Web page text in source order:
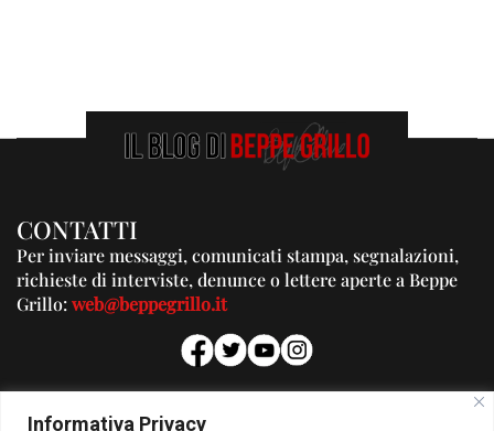
Informativa Privacy
CONTATTI
Per inviare messaggi, comunicati stampa, segnalazioni,
richieste di interviste, denunce o lettere aperte a Beppe
Grillo:web@beppegrillo.it
PUBBLICITA'